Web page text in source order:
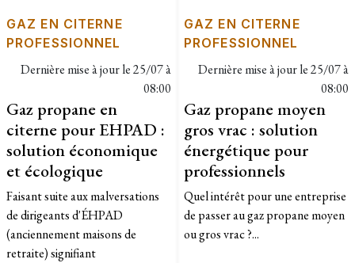
GAZ EN CITERNE
PROFESSIONNEL
Dernière mise à jour le25/07 à
08:00
Gaz propane en
citerne pour EHPAD :
solution économique
et écologique
Faisant suite aux malversations
de dirigeants d'ÉHPAD
(anciennement maisons de
retraite) signifiant
GAZ EN CITERNE
PROFESSIONNEL
Dernière mise à jour le25/07 à
08:00
Gaz propane moyen
gros vrac : solution
énergétique pour
professionnels
Quel intérêt pour une entreprise
de passer au gaz propane moyen
ou gros vrac ?...